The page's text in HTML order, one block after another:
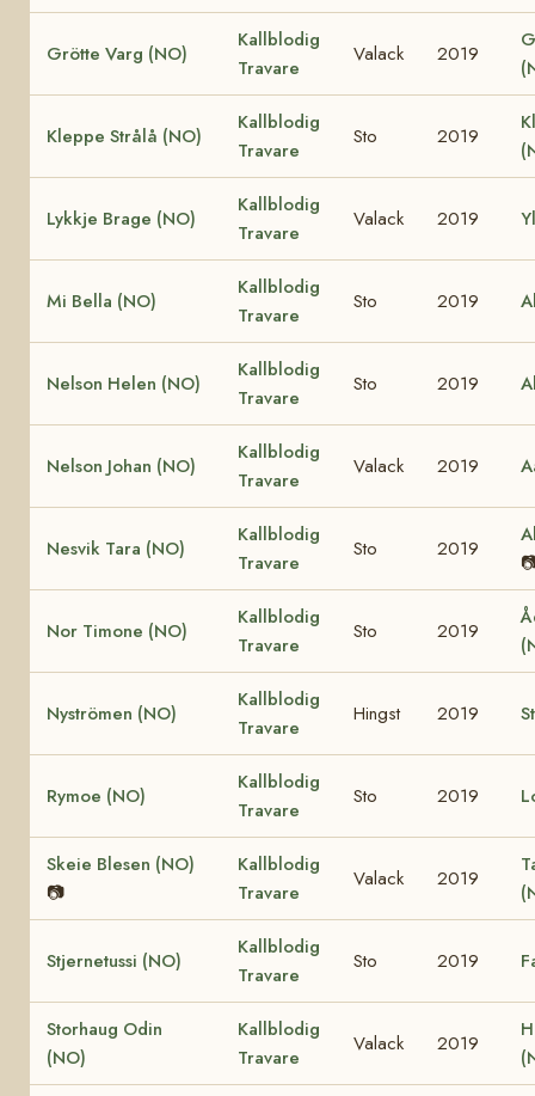
Grötte Varg (NO)
Kallblodig
Travare
Valack 2019
Kleppe Strålå (NO)
Kallblodig
Travare
Sto 2019
Lykkje Brage (NO)
Kallblodig
Travare
Valack 2019
Mi Bella (NO)
Kallblodig
Travare
Sto 2019
Nelson Helen (NO)
Kallblodig
Travare
Sto 2019
Nelson Johan (NO)
Kallblodig
Travare
Valack 2019
Nesvik Tara (NO)
Kallblodig
Travare
Sto 2019
Nor Timone (NO)
Kallblodig
Travare
Sto 2019
Nyströmen (NO)
Kallblodig
Travare
Hingst 2019
Rymoe (NO)
Kallblodig
Travare
Sto 2019
Skeie Blesen (NO)
📷
Kallblodig
Travare
Valack 2019
Stjernetussi (NO)
Kallblodig
Travare
Sto 2019
Storhaug Odin
(NO)
Kallblodig
Travare
Valack 2019